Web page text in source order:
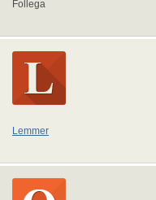
Follega
Lemmer